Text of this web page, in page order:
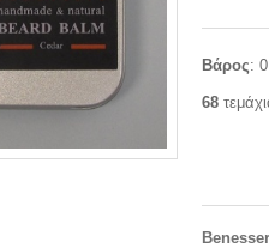
Βάρος:
68